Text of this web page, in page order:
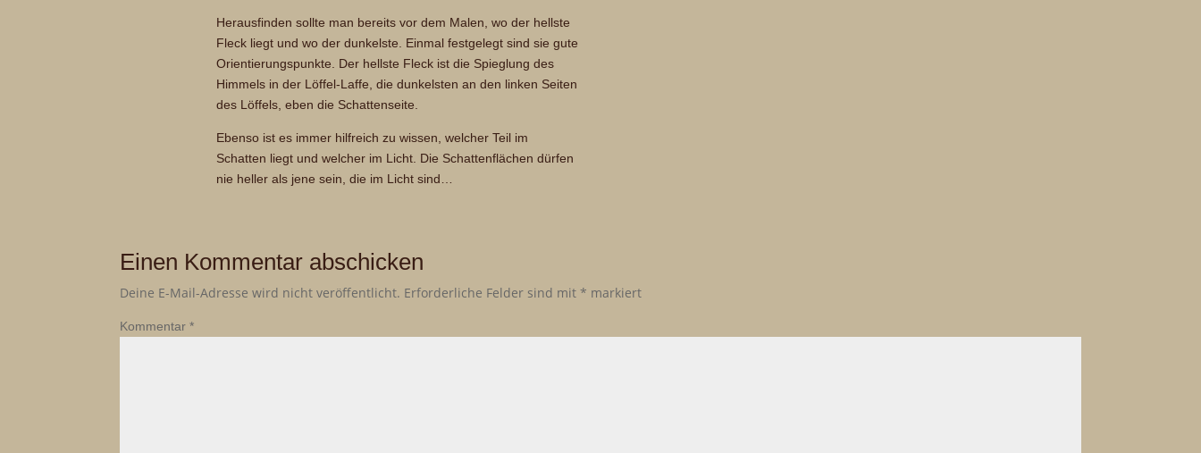
Herausfinden sollte man bereits vor dem Malen, wo der hellste
Fleck liegt und wo der dunkelste. Einmal festgelegt sind sie gute
Orientierungspunkte. Der hellste Fleck ist die Spieglung des
Himmels in der Löffel-Laffe, die dunkelsten an den linken Seiten
des Löffels, eben die Schattenseite.
Ebenso ist es immer hilfreich zu wissen, welcher Teil im
Schatten liegt und welcher im Licht. Die Schattenflächen dürfen
nie heller als jene sein, die im Licht sind…
Einen Kommentar abschicken
Deine E-Mail-Adresse wird nicht veröffentlicht. Erforderliche Felder sind mit* markiert
Kommentar*